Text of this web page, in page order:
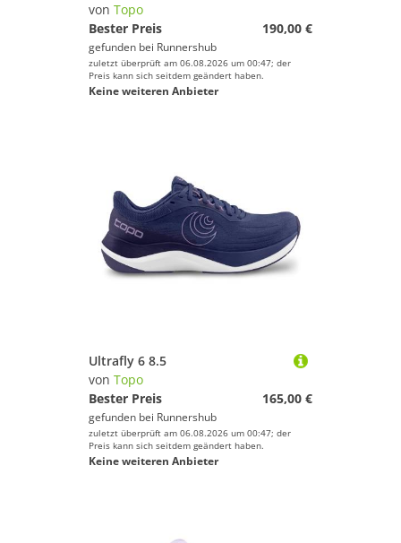
von Topo
Bester Preis
190,00 €
gefunden bei Runnershub
zuletzt überprüft am 06.08.2026 um 00:47; der
Preis kann sich seitdem geändert haben.
Keine weiteren Anbieter
Ultrafly 6 8.5
von Topo
Bester Preis
165,00 €
gefunden bei Runnershub
zuletzt überprüft am 06.08.2026 um 00:47; der
Preis kann sich seitdem geändert haben.
Keine weiteren Anbieter